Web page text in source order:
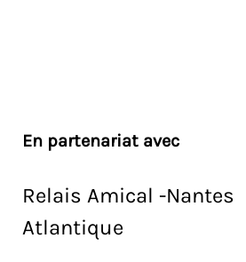
En partenariat avec
Relais Amical -Nantes
Atlantique